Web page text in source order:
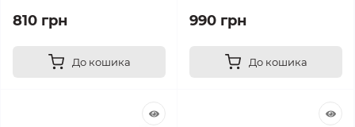
810 грн
До кошика
990 грн
До кошика